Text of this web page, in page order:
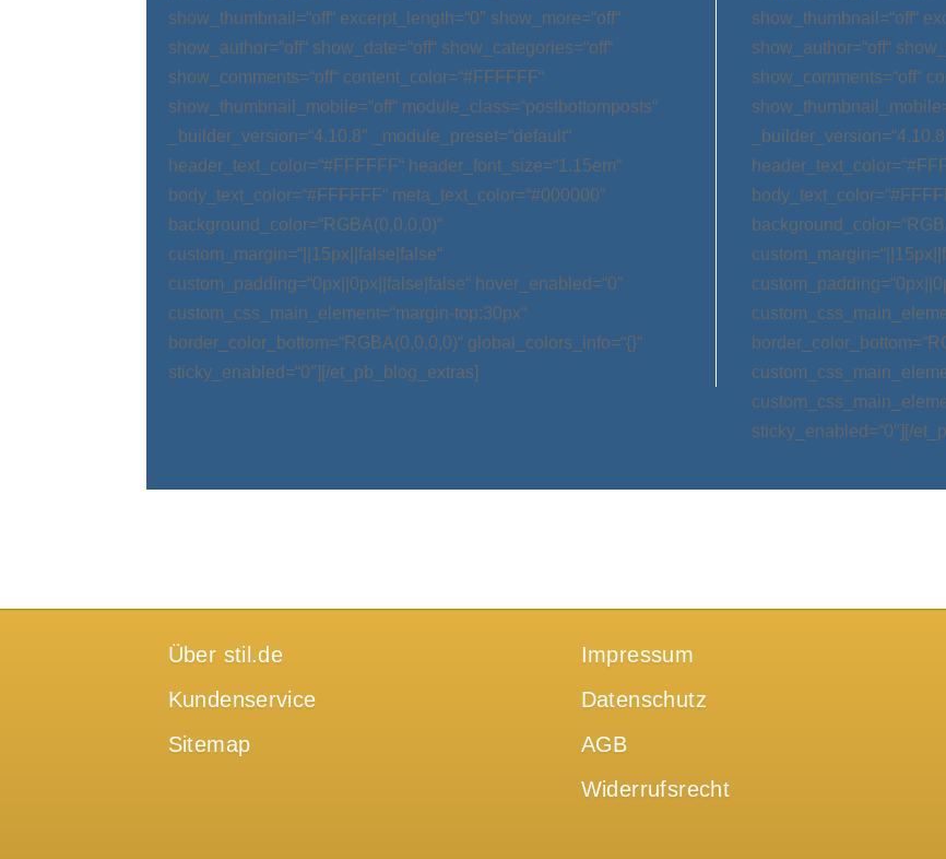
show_thumbnail=“off“ excerpt_length=“0″ show_more=“off“
show_author=“off“ show_date=“off“ show_categories=“off“
show_comments=“off“ content_color=“#FFFFFF“
show_thumbnail_mobile=“off“ module_class=“postbottomposts“
_builder_version=“4.10.8″ _module_preset=“default“
header_text_color=“#FFFFFF“ header_font_size=“1.15em“
body_text_color=“#FFFFFF“ meta_text_color=“#000000″
background_color=“RGBA(0,0,0,0)“
custom_margin=“||15px||false|false“
custom_padding=“0px||0px||false|false“ hover_enabled=“0″
custom_css_main_element=“margin-top:30px“
border_color_bottom=“RGBA(0,0,0,0)“ global_colors_info=“{}“
sticky_enabled=“0″][/et_pb_blog_extras]
show_thumbnail=“off“
show_author=“off“
show_comments=“off“
sticky_enabled=“0″][/
Über stil.de
Kundenservice
Sitemap
Impressum
Datenschutz
AGB
Widerrufsrecht